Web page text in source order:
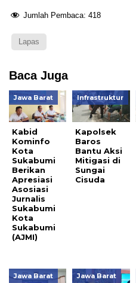
Jumlah Pembaca: 418
Lapas
Baca Juga
Jawa Barat
Kabid
Kominfo
Kota
Sukabumi
Berikan
Apresiasi
Asosiasi
Jurnalis
Sukabumi
Kota
Sukabumi
(AJMI)
Infrastruktur
Kapolsek
Baros
Bantu Aksi
Mitigasi di
Sungai
Cisuda
Jawa Barat Jawa Barat